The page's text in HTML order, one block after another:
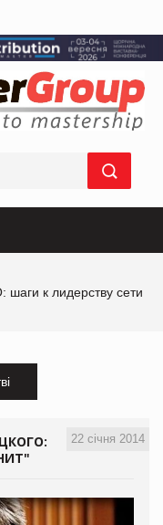
к лидерству сети
22 січня 2014